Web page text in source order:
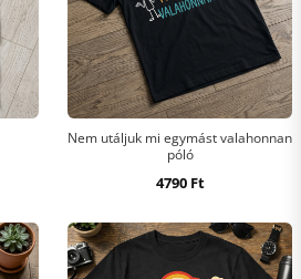
Nem utáljuk mi egymást valahonnan
póló
4790 Ft